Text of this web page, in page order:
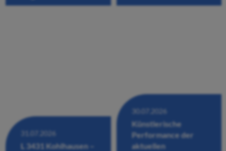
31.07.2026
L 3431 Kohlhausen –
30.07.2026
Künstlerische
Performance der
aktuellen